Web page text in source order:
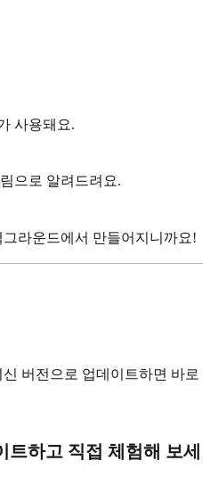
사용돼요.
으로 알려드려요.
라운드에서 만들어지니까요!
버전으로 업데이트하면 바로
하고 직접 체험해 보세